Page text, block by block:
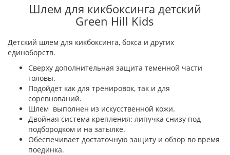
Шлем для кикбоксинга детский
Green Hill Kids
Детский шлем для кикбоксинга, бокса и других
единоборств.
Сверху дополнительная защита теменной части
головы.
Подойдет как для тренировок, так и для
соревнований.
Шлем выполнен из искусственной кожи.
Двойная система крепления: липучка снизу под
подбородком и на затылке.
Обеспечивает достаточную защиту и обзор во время
поединка.